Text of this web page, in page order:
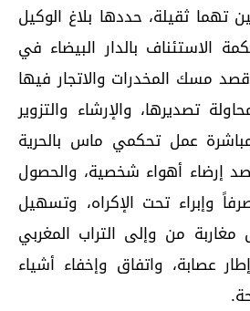
تهما ثقيلة، حددها بلاغ الوكيل
الاستئناف بالدار البيضاء في
مسك المخدرات والاتجار فيها
تصديرها، والإرشاء والتزوير
عمل تحكمي ماس بالحرية
إرضاء أهواء شخصية، والحصول
وإبراء تحت الإكراه، وتسهيل
من وإلى التراب المغربي
عصابة، واتفاق وإخفاء أشياء